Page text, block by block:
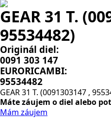
GEAR 31 T.
95534482)
Originál diel:
0091 303 147
EURORICAMBI:
95534482
GEAR 31 T. (0091303147 ,
Máte záujem o diel alebo
Mám záujem